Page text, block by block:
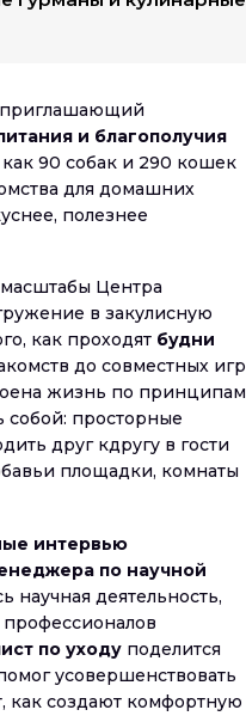
и благополучия
как 90 собак и 290 кошек
для домашних
полезнее
Центра
в закулисную
как проходят будни
до совместных игр
жизнь по принципам
собой: просторные
друг кдругу в гости
площадки, комнаты
интервью
по научной
научная деятельность,
по уходу поделится
усовершенствовать
как создают комфортную